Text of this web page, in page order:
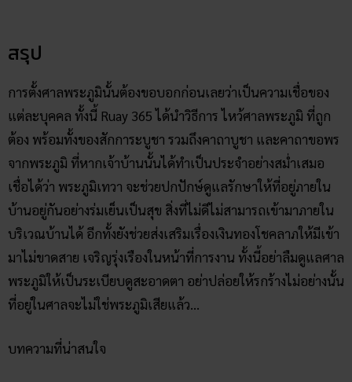
สรุป
การตั้งศาลพระภูมินั้นต้องขอบอกก่อนเลยว่าเป็นความเชื่อของ
แต่ละบุคคล ทั้งนี้ Ruay 365 ได้นำวิธีการ ไหว้ศาลพระภูมิ ที่ถูก
ต้อง พร้อมทั้งของสักการะบูชา รวมถึงคาถาบูชา และคาถาขอพร
จากพระภูมิ ที่หากเจ้าบ้านนั้นได้ทำเป็นประจำอย่างสม่ำเสมอ
เชื่อได้ว่า พระภูมิเทวา จะช่วยปกปักษ์ดูแลรักษาให้ที่อยู่ภายใน
บ้านอยู่กันอย่างร่มเย็นเป็นสุข สิ่งที่ไม่ดีไม่สามารถเข้ามาภายใน
บริเวณบ้านได้ อีกทั้งยังช่วยส่งเสริมเรื่องเงินทองโชคลาภให้มีเข้า
มาไม่ขาดสาย เจริญรุ่งเรืองในหน้าที่การงาน ทั้งนี้อย่าลืมดูแลศาล
พระภูมิให้เป็นระเบียบดูสะอาดตา อย่าปล่อยให้รกร้างไม่อย่างนั้น
ที่อยู่ในศาลจะไม่ใช่พระภูมิเสียแล้ว…
บทความที่น่าสนใจ